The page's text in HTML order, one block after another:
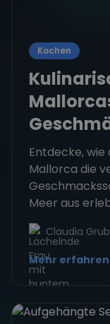
Kochen
Entdecke, wie
Mallorca die
Meer aus
Claudia
Mehr erfahren